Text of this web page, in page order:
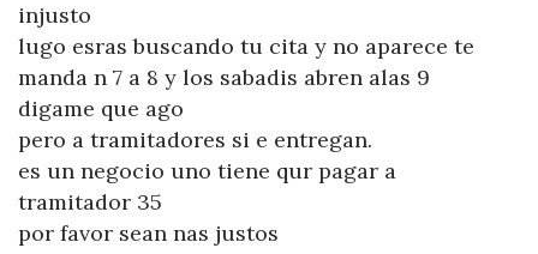
injusto
lugo esras buscando tu cita y no aparece te
manda n 7 a 8 y los sabadis abren alas 9
digame que ago
pero a tramitadores si e entregan.
es un negocio uno tiene qur pagar a
tramitador 35
por favor sean nas justos